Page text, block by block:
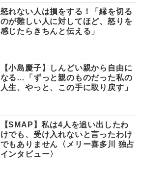
怒れない人は損をする！「縁を切る
のが難しい人に対してほど、怒りを
感じたらきちんと伝える」
【小島慶子】しんどい親から自由に
なる…「ずっと親のものだった私の
人生、やっと、この手に取り戻す」
【SMAP】私は4人を追い出したわ
けでも、受け入れないと言ったわけ
でもありません〈メリー喜多川 独占
インタビュー〉